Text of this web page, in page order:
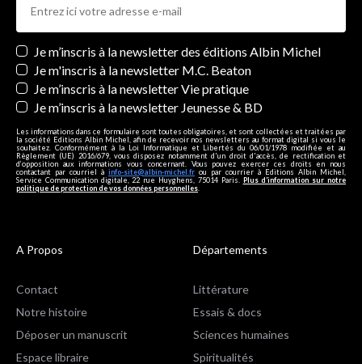
Newsletters
Je m’inscris à la newsletter des éditions Albin Michel
Je m'inscris à la newsletter M.C. Beaton
Je m’inscris à la newsletter Vie pratique
Je m’inscris à la newsletter Jeunesse & BD
Les informations dans ce formulaire sont toutes obligatoires, et sont collectées et traitées par
la société Editions Albin Michel, afin de recevoir nos newsletters au format digital si vous le
souhaitez. Conformément à la Loi Informatique et Libertés du 06/01/1978 modifiée et au
Règlement (UE) 2016/679, vous disposez notamment d'un droit d'accès, de rectification et
d’opposition aux informations vous concernant. Vous pouvez exercer ces droits en nous
contactant par courriel à info-site@albin-michel.fr ou par courrier à Editions Albin Michel,
Service Communication digitale, 22 rue Huyghens, 75014 Paris. Plus d’information sur notre
politique de protection de vos données personnelles
A Propos
Contact
Notre histoire
Déposer un manuscrit
Espace libraire
Départements
Littérature
Essais & docs
Sciences humaines
Spiritualités